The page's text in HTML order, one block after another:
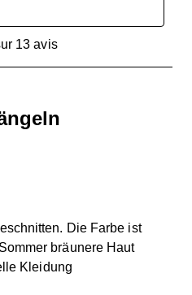
13 avis
Die Farbe ist
bräunere Haut
Kleidung